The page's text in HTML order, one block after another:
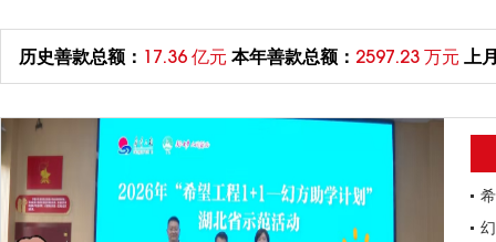
历史善款总额： 17.36 亿元 本年善款总额： 2597.23 万元 上